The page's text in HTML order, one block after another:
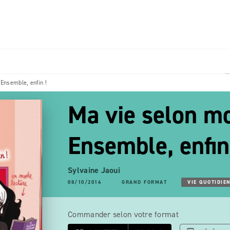
enfin !
Ma vie selon
Ensemble,
Sylvaine Jaoui
08/10/2014 GRAND FORMAT VIE
Commander selon votre format